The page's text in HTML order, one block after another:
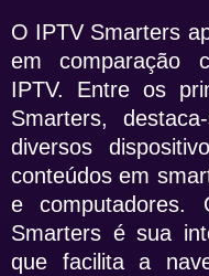
O IPTV Smarters
em comparação
IPTV. Entre os
Smarters,
diversos
conteúdos em
e computadores.
Smarters é sua
que facilita a